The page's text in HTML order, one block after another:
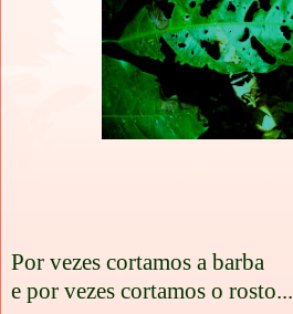
Por vezes cortamos a barba
e por vezes cortamos o rosto...